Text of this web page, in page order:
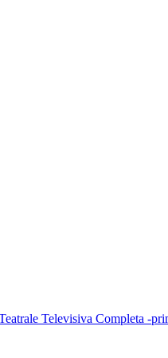
Televisiva Completa -